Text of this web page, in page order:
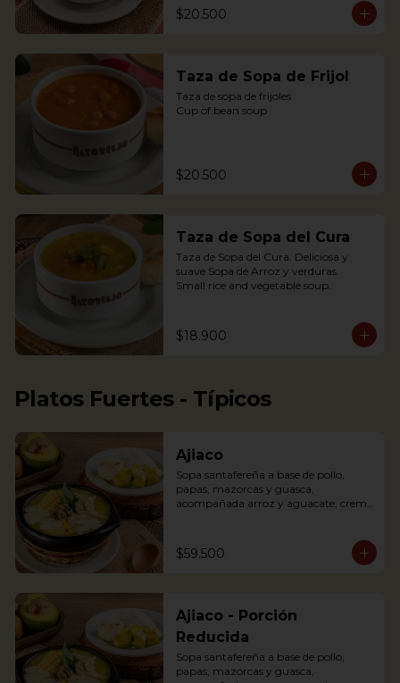
$20.500
Taza de Sopa de Frijol
Taza de sopa de frijoles
Cup of bean soup
$20.500
Taza de Sopa del Cura
Taza de Sopa del Cura. Deliciosa y
suave Sopa de Arroz y verduras.
Small rice and vegetable soup.
$18.900
Platos Fuertes - Típicos
Ajiaco
Sopa santafereña a base de pollo,
papas, mazorcas y guasca,
acompañada arroz y aguacate, crema
An Ajiaco is Bogota’s chicken and
potato soup with corn on the cob and
$59.500
Ajiaco - Porción
Reducida
Sopa santafereña a base de pollo,
papas, mazorcas y guasca,